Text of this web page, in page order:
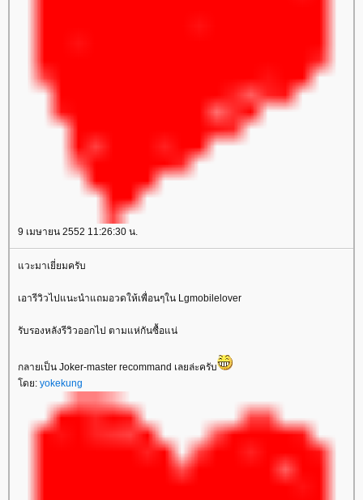
9 เมษายน 2552 11:26:30 น.
วะมาเยี่ยมครับ
เอารีวิวไปแนะนำแถมอวดให้เพื่อนๆใน Lgmobilelover
รับรองหลังรีวิวออกไป ตามแห่กันซื้อแน่
กลายเป็น Joker-master recommand เลยล่ะครับ
ดย: yokekung